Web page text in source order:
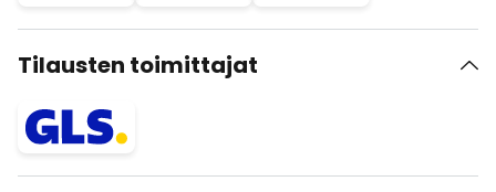
Tilausten toimittajat